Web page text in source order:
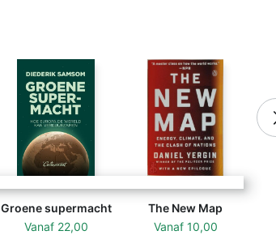
Groene supermacht
Vanaf 22,00
The New Map
Vanaf 10,00